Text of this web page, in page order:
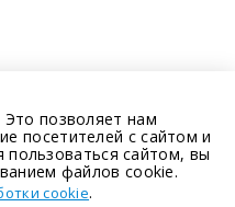
позволяет нам
посетителей с сайтом и
сайтом, вы
файлов cookie.
cookie.